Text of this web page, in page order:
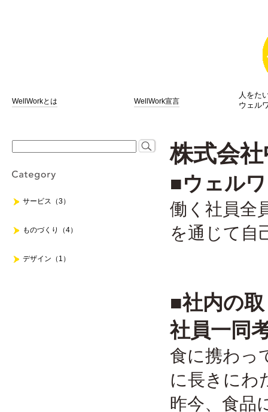
WellWorkとは WellWork宣言
人をた
ウェル
サービス（3）
ものづくり（4）
デザイン（1）
株式会
■ウェル
働く社員全
を通じて自
■社内の
社員一同
食に携わっ
に長きにわ
昨今、食品